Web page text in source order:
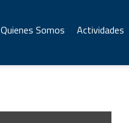
Quienes Somos Actividades